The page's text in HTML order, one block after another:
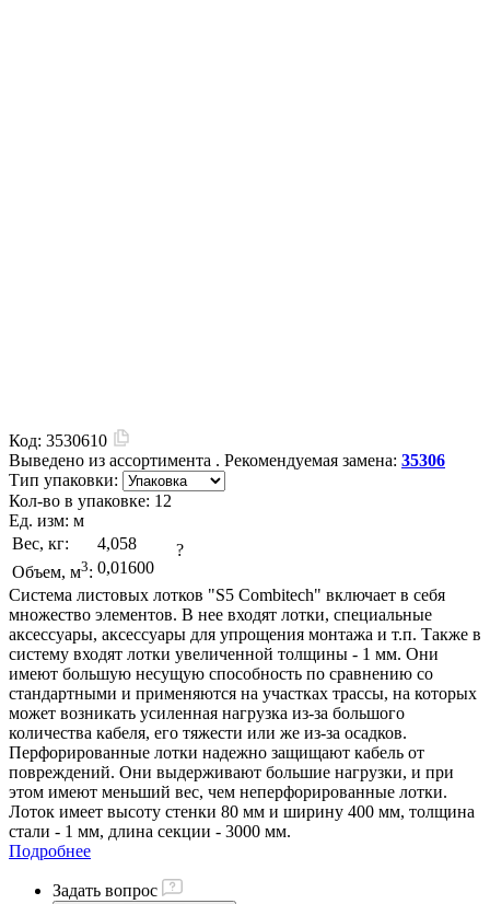
Код: 3530610
Выведено из ассортимента . Рекомендуемая замена: 35306
Тип упаковки:
Кол-во в упаковке: 12
Ед. изм: м
Вес, кг:
4,058
Объем, м3: 0,01600
?
Система листовых лотков "S5 Combitech" включает в себя
множество элементов. В нее входят лотки, специальные
аксессуары, аксессуары для упрощения монтажа и т.п. Также в
систему входят лотки увеличенной толщины - 1 мм. Они
имеют большую несущую способность по сравнению со
стандартными и применяются на участках трассы, на которых
может возникать усиленная нагрузка из-за большого
количества кабеля, его тяжести или же из-за осадков.
Перфорированные лотки надежно защищают кабель от
повреждений. Они выдерживают большие нагрузки, и при
этом имеют меньший вес, чем неперфорированные лотки.
Лоток имеет высоту стенки 80 мм и ширину 400 мм, толщина
стали - 1 мм, длина секции - 3000 мм.
Подробнее
Задать вопрос